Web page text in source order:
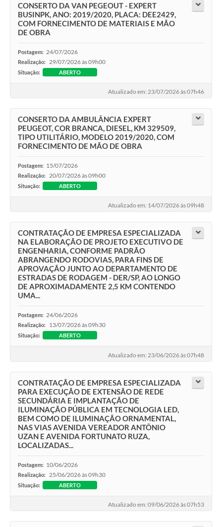
CONSERTO DA VAN PEGEOUT - EXPERT
BUSINPK, ANO: 2019/2020, PLACA: DEE2429,
COM FORNECIMENTO DE MATERIAIS E MÃO
DE OBRA
Postagem: 24/07/2026
Realização: 29/07/2026 às 09h00
Situação: ABERTO
Atualizado em: 23/07/2026 às 07h46
CONSERTO DA AMBULÂNCIA EXPERT
PEUGEOT, COR BRANCA, DIESEL, KM 329509,
TIPO UTILITÁRIO, MODELO 2019/2020, COM
FORNECIMENTO DE MÃO DE OBRA
Postagem: 15/07/2026
Realização: 20/07/2026 às 09h00
Situação: ABERTO
Atualizado em: 14/07/2026 às 09h48
CONTRATAÇÃO DE EMPRESA ESPECIALIZADA
NA ELABORAÇÃO DE PROJETO EXECUTIVO DE
ENGENHARIA, CONFORME PADRÃO
ABRANGENDO RODOVIAS, PARA FINS DE
APROVAÇÃO JUNTO AO DEPARTAMENTO DE
ESTRADAS DE RODAGEM - DER/SP, AO LONGO
DE APROXIMADAMENTE 2,5 KM CONTENDO
UMA...
Postagem: 24/06/2026
Realização: 13/07/2026 às 09h30
Situação: ABERTO
Atualizado em: 23/06/2026 às 07h48
CONTRATAÇÃO DE EMPRESA ESPECIALIZADA
PARA EXECUÇÃO DE EXTENSÃO DE REDE
SECUNDÁRIA E IMPLANTAÇÃO DE
ILUMINAÇÃO PÚBLICA EM TECNOLOGIA LED,
BEM COMO DE ILUMINAÇÃO ORNAMENTAL,
NAS VIAS AVENIDA VEREADOR ANTÔNIO
UZAN E AVENIDA FORTUNATO RUZA,
LOCALIZADAS...
Postagem: 10/06/2026
Realização: 25/06/2026 às 09h30
Situação: ABERTO
Atualizado em: 09/06/2026 às 07h53